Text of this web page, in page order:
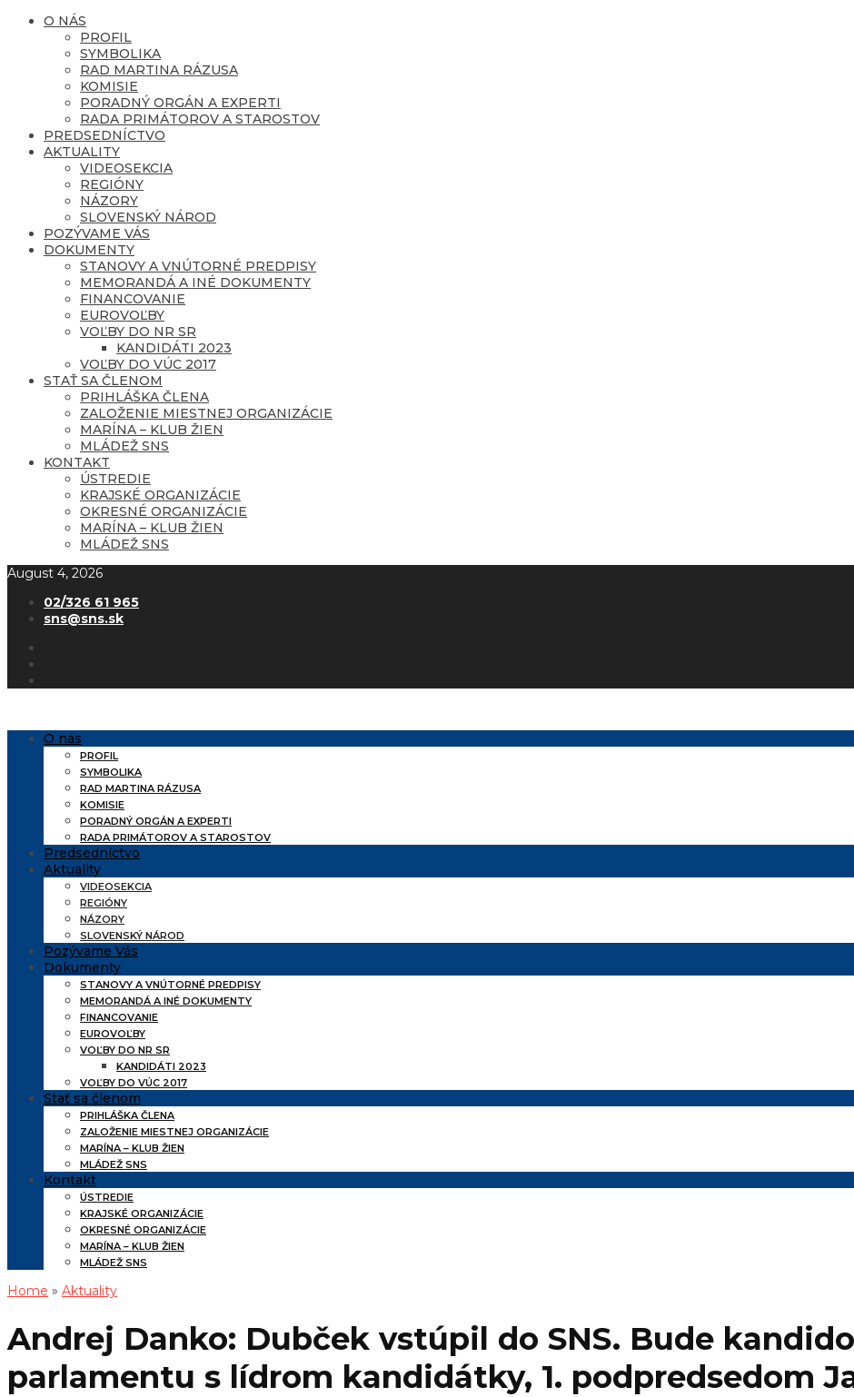
O NÁS
PROFIL
SYMBOLIKA
RAD MARTINA RÁZUSA
KOMISIE
PORADNÝ ORGÁN A EXPERTI
RADA PRIMÁTOROV A STAROSTOV
PREDSEDNÍCTVO
AKTUALITY
VIDEOSEKCIA
REGIÓNY
NÁZORY
SLOVENSKÝ NÁROD
POZÝVAME VÁS
DOKUMENTY
STANOVY A VNÚTORNÉ PREDPISY
MEMORANDÁ A INÉ DOKUMENTY
FINANCOVANIE
EUROVOĽBY
VOĽBY DO NR SR
KANDIDÁTI 2023
VOĽBY DO VÚC 2017
STAŤ SA ČLENOM
PRIHLÁŠKA ČLENA
ZALOŽENIE MIESTNEJ ORGANIZÁCIE
MARÍNA – KLUB ŽIEN
MLÁDEŽ SNS
KONTAKT
ÚSTREDIE
KRAJSKÉ ORGANIZÁCIE
OKRESNÉ ORGANIZÁCIE
MARÍNA – KLUB ŽIEN
MLÁDEŽ SNS
August 4, 2026
02/326 61 965
sns@sns.sk
O nás
PROFIL
SYMBOLIKA
RAD MARTINA RÁZUSA
KOMISIE
PORADNÝ ORGÁN A EXPERTI
RADA PRIMÁTOROV A STAROSTOV
Predsedníctvo
Aktuality
VIDEOSEKCIA
REGIÓNY
NÁZORY
SLOVENSKÝ NÁROD
Pozývame Vás
Dokumenty
STANOVY A VNÚTORNÉ PREDPISY
MEMORANDÁ A INÉ DOKUMENTY
FINANCOVANIE
EUROVOĽBY
VOĽBY DO NR SR
KANDIDÁTI 2023
VOĽBY DO VÚC 2017
Stať sa členom
PRIHLÁŠKA ČLENA
ZALOŽENIE MIESTNEJ ORGANIZÁCIE
MARÍNA – KLUB ŽIEN
MLÁDEŽ SNS
Kontakt
ÚSTREDIE
KRAJSKÉ ORGANIZÁCIE
OKRESNÉ ORGANIZÁCIE
MARÍNA – KLUB ŽIEN
MLÁDEŽ SNS
Home » Aktuality
Andrej Danko: Dubček vstúpil do SNS. Bude
parlamentu s lídrom kandidátky, 1. podpredsedom